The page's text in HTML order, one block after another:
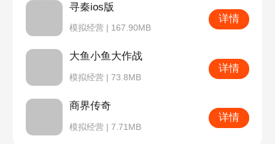
寻秦ios版
模拟经营 | 167.90MB
详情
大鱼小鱼大作战
模拟经营 | 73.8MB
详情
商界传奇
模拟经营 | 7.71MB
详情